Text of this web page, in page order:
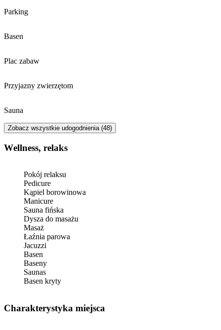
byłam. :-) Wspaniały czas, super miejsce,
Parking
Basen
Plac zabaw
Przyjazny zwierzętom
Sauna
Zobacz wszystkie udogodnienia (48)
Wellness, relaks
Pokój relaksu
Pedicure
Kąpiel borowinowa
Manicure
Sauna fińska
Dysza do masażu
Masaż
Łaźnia parowa
Jacuzzi
Basen
Baseny
Saunas
Basen kryty
Charakterystyka miejsca